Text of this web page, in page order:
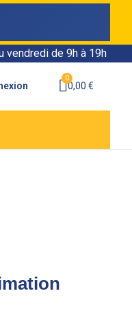
vendredi de 9h à 19h
0,00 €